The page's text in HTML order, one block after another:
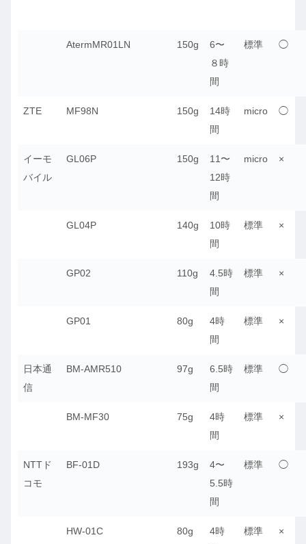
AtermMR01LN 150g
6〜
８時
間
標準 ◯
ZTE MF98N 150g
14時
間
micro ◯
イーモ
バイル
GL06P 150g
11〜
12時
間
micro ×
GL04P 140g
10時
間
標準 ×
GP02 110g
4.5時
間
標準 ×
GP01 80g
4時
間
標準 ×
日本通
信
BM-AMR510 97g
6.5時
間
標準 ◯
BM-MF30 75g
4時
間
標準 ×
NTTド
コモ
BF-01D 193g
4〜
5.5時
間
標準 ◯
HW-01C 80g
4時
標準 ×